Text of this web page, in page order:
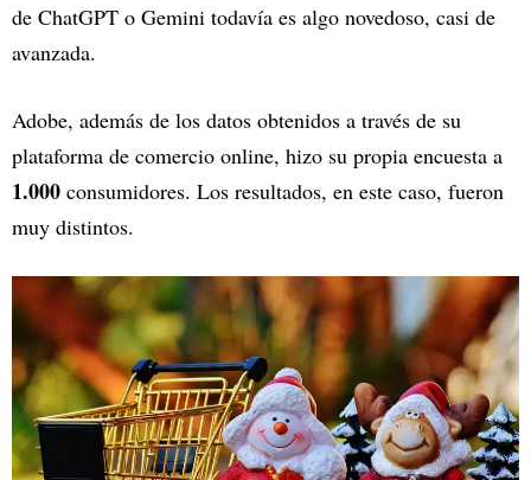
de ChatGPT o Gemini todavía es algo novedoso, casi de
avanzada.
Adobe, además de los datos obtenidos a través de su
plataforma de comercio online, hizo su propia encuesta a
1.000 consumidores. Los resultados, en este caso, fueron
muy distintos.